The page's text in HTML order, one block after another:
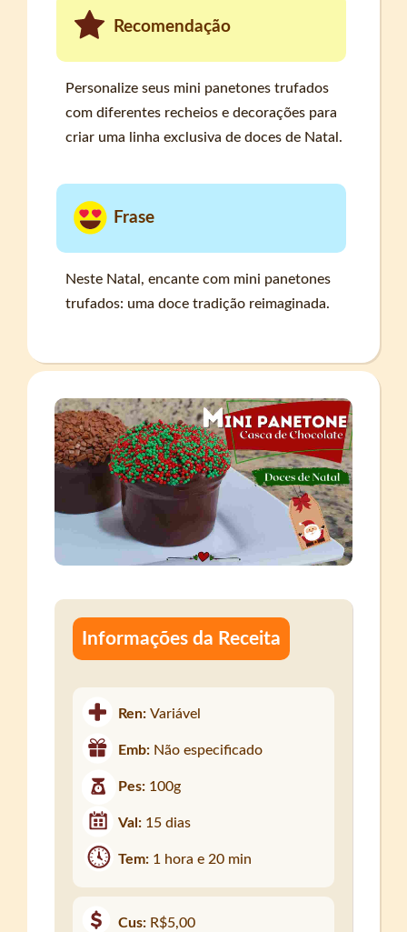
Recomendação
Personalize seus mini panetones trufados
com diferentes recheios e decorações para
criar uma linha exclusiva de doces de Natal.
Frase
Neste Natal, encante com mini panetones
trufados: uma doce tradição reimaginada.
Informações da Receita
Ren:Variável
Emb: Não especificado
Pes: 100g
Val: 15 dias
Tem: 1 hora e 20 min
Cus: R$5,00